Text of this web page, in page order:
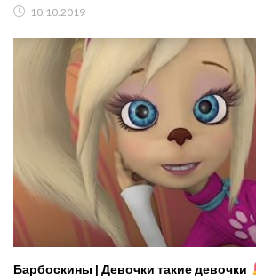
10.10.2019
Барбоскины | Девочки такие девочки